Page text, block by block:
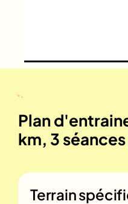
Plan
km, 3
Terrain